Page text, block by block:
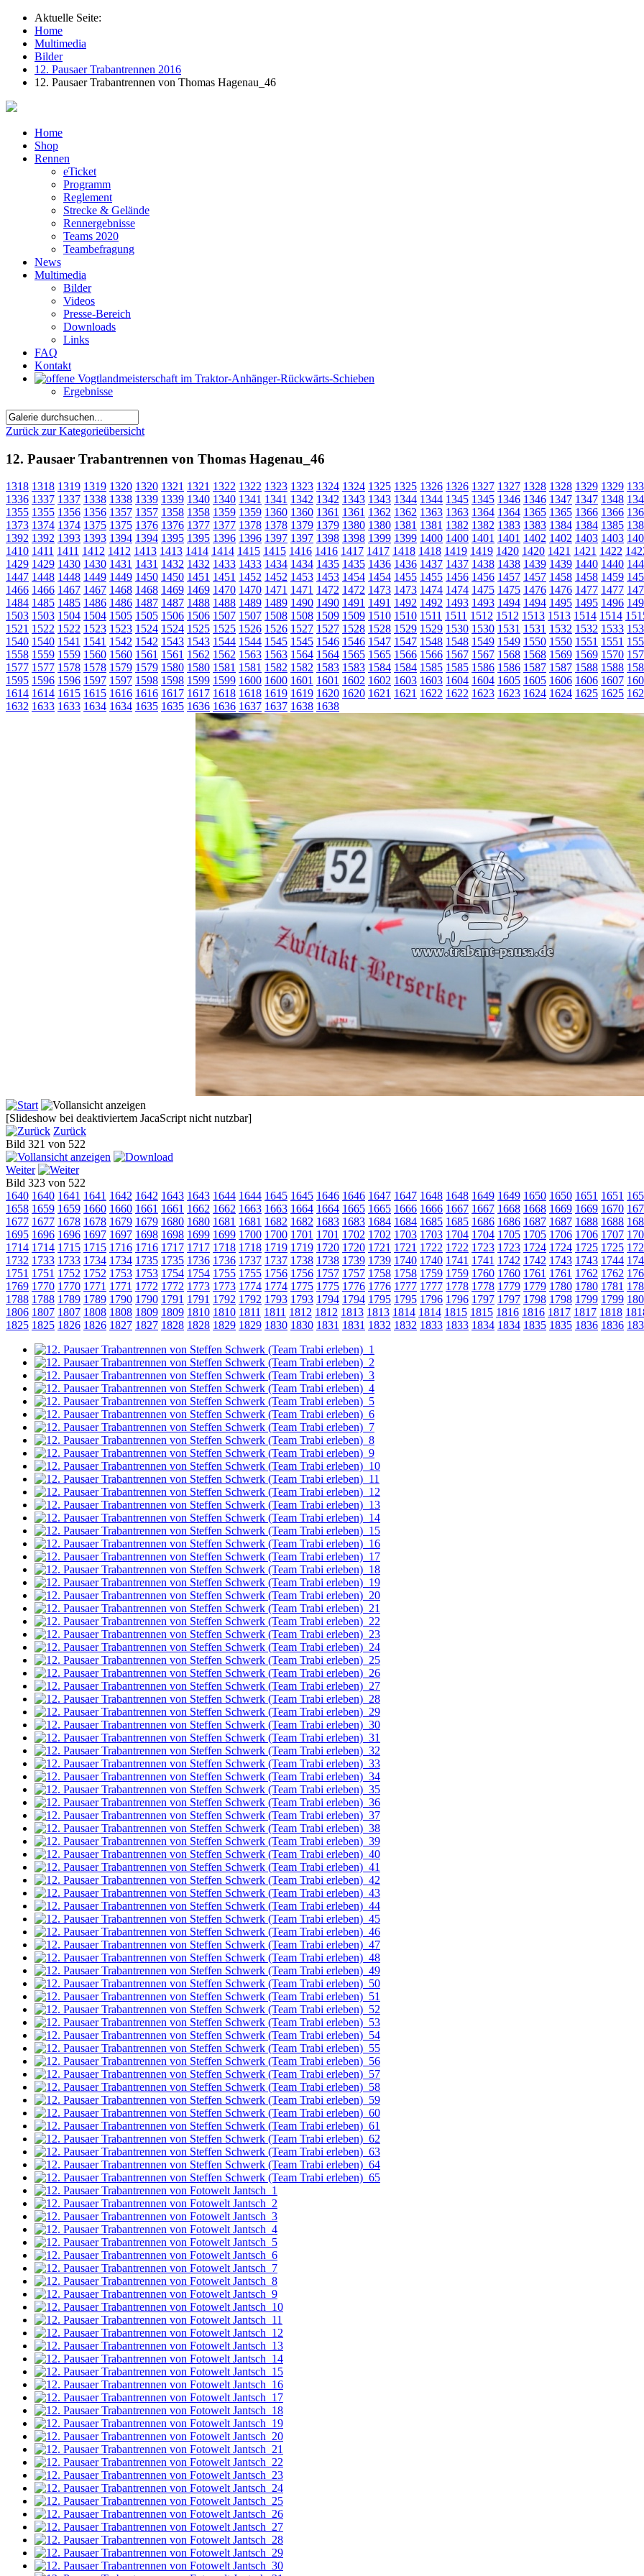
Aktuelle Seite:
Home
Multimedia
Bilder
12. Pausaer Trabantrennen 2016
12. Pausaer Trabantrennen von Thomas Hagenau_46
Home
Shop
Rennen
eTicket
Programm
Reglement
Strecke & Gelände
Rennergebnisse
Teams 2020
Teambefragung
News
Multimedia
Bilder
Videos
Presse-Bereich
Downloads
Links
FAQ
Kontakt
Ergebnisse
Zurück zur Kategorieübersicht
12. Pausaer Trabantrennen von Thomas Hagenau_46
1318 1318 1319 1319 1320 1320 1321 1321 1322 1322 1323 1323 1324 1324 1325 1325 1326 1326 1327 1327 1328 1328 1329 1329
1336 1337 1337 1338 1338 1339 1339 1340 1340 1341 1341 1342 1342 1343 1343 1344 1344 1345 1345 1346 1346 1347 1347 1348
1355 1355 1356 1356 1357 1357 1358 1358 1359 1359 1360 1360 1361 1361 1362 1362 1363 1363 1364 1364 1365 1365 1366 1366
1373 1374 1374 1375 1375 1376 1376 1377 1377 1378 1378 1379 1379 1380 1380 1381 1381 1382 1382 1383 1383 1384 1384 1385
1392 1392 1393 1393 1394 1394 1395 1395 1396 1396 1397 1397 1398 1398 1399 1399 1400 1400 1401 1401 1402 1402 1403 1403
1410 1411 1411 1412 1412 1413 1413 1414 1414 1415 1415 1416 1416 1417 1417 1418 1418 1419 1419 1420 1420 1421 1421 1422
1429 1429 1430 1430 1431 1431 1432 1432 1433 1433 1434 1434 1435 1435 1436 1436 1437 1437 1438 1438 1439 1439 1440 1440
1447 1448 1448 1449 1449 1450 1450 1451 1451 1452 1452 1453 1453 1454 1454 1455 1455 1456 1456 1457 1457 1458 1458 1459
1466 1466 1467 1467 1468 1468 1469 1469 1470 1470 1471 1471 1472 1472 1473 1473 1474 1474 1475 1475 1476 1476 1477 1477
1484 1485 1485 1486 1486 1487 1487 1488 1488 1489 1489 1490 1490 1491 1491 1492 1492 1493 1493 1494 1494 1495 1495 1496
1503 1503 1504 1504 1505 1505 1506 1506 1507 1507 1508 1508 1509 1509 1510 1510 1511 1511 1512 1512 1513 1513 1514 1514
1521 1522 1522 1523 1523 1524 1524 1525 1525 1526 1526 1527 1527 1528 1528 1529 1529 1530 1530 1531 1531 1532 1532 1533
1540 1540 1541 1541 1542 1542 1543 1543 1544 1544 1545 1545 1546 1546 1547 1547 1548 1548 1549 1549 1550 1550 1551 1551
1558 1559 1559 1560 1560 1561 1561 1562 1562 1563 1563 1564 1564 1565 1565 1566 1566 1567 1567 1568 1568 1569 1569 1570
1577 1577 1578 1578 1579 1579 1580 1580 1581 1581 1582 1582 1583 1583 1584 1584 1585 1585 1586 1586 1587 1587 1588 1588
1595 1596 1596 1597 1597 1598 1598 1599 1599 1600 1600 1601 1601 1602 1602 1603 1603 1604 1604 1605 1605 1606 1606 1607
1614 1614 1615 1615 1616 1616 1617 1617 1618 1618 1619 1619 1620 1620 1621 1621 1622 1622 1623 1623 1624 1624 1625 1625
1632 1633 1633 1634 1634 1635 1635 1636 1636 1637 1637 1638 1638
[Slideshow bei deaktiviertem JacaScript nicht nutzbar]
Zurück
Bild 321 von 522
Weiter
Bild 323 von 522
1640 1640 1641 1641 1642 1642 1643 1643 1644 1644 1645 1645 1646 1646 1647 1647 1648 1648 1649 1649 1650 1650 1651 1651
1658 1659 1659 1660 1660 1661 1661 1662 1662 1663 1663 1664 1664 1665 1665 1666 1666 1667 1667 1668 1668 1669 1669 1670
1677 1677 1678 1678 1679 1679 1680 1680 1681 1681 1682 1682 1683 1683 1684 1684 1685 1685 1686 1686 1687 1687 1688 1688
1695 1696 1696 1697 1697 1698 1698 1699 1699 1700 1700 1701 1701 1702 1702 1703 1703 1704 1704 1705 1705 1706 1706 1707
1714 1714 1715 1715 1716 1716 1717 1717 1718 1718 1719 1719 1720 1720 1721 1721 1722 1722 1723 1723 1724 1724 1725 1725
1732 1733 1733 1734 1734 1735 1735 1736 1736 1737 1737 1738 1738 1739 1739 1740 1740 1741 1741 1742 1742 1743 1743 1744
1751 1751 1752 1752 1753 1753 1754 1754 1755 1755 1756 1756 1757 1757 1758 1758 1759 1759 1760 1760 1761 1761 1762 1762
1769 1770 1770 1771 1771 1772 1772 1773 1773 1774 1774 1775 1775 1776 1776 1777 1777 1778 1778 1779 1779 1780 1780 1781
1788 1788 1789 1789 1790 1790 1791 1791 1792 1792 1793 1793 1794 1794 1795 1795 1796 1796 1797 1797 1798 1798 1799 1799
1806 1807 1807 1808 1808 1809 1809 1810 1810 1811 1811 1812 1812 1813 1813 1814 1814 1815 1815 1816 1816 1817 1817 1818
1825 1825 1826 1826 1827 1827 1828 1828 1829 1829 1830 1830 1831 1831 1832 1832 1833 1833 1834 1834 1835 1835 1836 1836